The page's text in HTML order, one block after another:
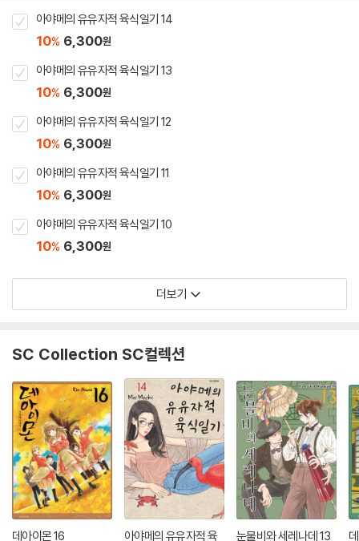
아야메의 유유자적 육식일기 14
10% 6,300원
아야메의 유유자적 육식일기 13
10% 6,300원
아야메의 유유자적 육식일기 12
10% 6,300원
아야메의 유유자적 육식일기 11
10% 6,300원
아야메의 유유자적 육식일기 10
10% 6,300원
더보기
SC Collection SC컬렉션
데아이몬 16 아야메의 유유자적 육 눈물비와 세레나데 13